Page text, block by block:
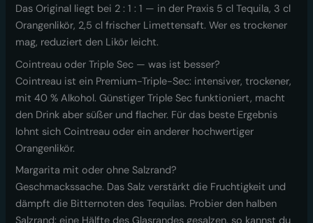
Das Original liegt bei 2 : 1 : 1 — in der Praxis 5 cl Tequila, 3 cl
Orangenlikör, 2,5 cl frischer Limettensaft. Wer es trockener
mag, reduziert den Likör leicht.
Cointreau oder Triple Sec — was ist besser?
Cointreau ist ein Premium-Triple-Sec: intensiver, trockener,
mit 40 % Alkohol. Günstiger Triple Sec funktioniert, macht
den Drink aber süßer und flacher. Für das beste Ergebnis
lohnt sich Cointreau oder ein anderer hochwertiger
Orangenlikör.
Margarita mit oder ohne Salzrand?
Geschmackssache. Das Salz verstärkt die Fruchtigkeit und
dämpft die Bitternoten des Tequilas. Probier den halben